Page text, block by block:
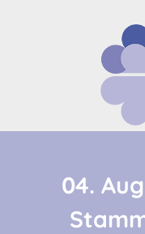
04.